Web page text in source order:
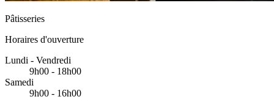
Pâtisseries
Horaires d'ouverture
Lundi - Vendredi
9h00 - 18h00
Samedi
9h00 - 16h00